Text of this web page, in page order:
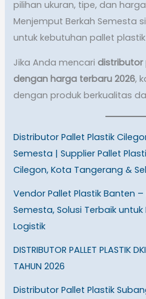
pilihan ukuran, tipe, dan
Menjemput Berkah Semesta
untuk kebutuhan pallet
Jika Anda mencaridistributor
dengan harga terbaru 2026,
dengan produk berkualitas
Distributor Pallet Plastik
Semesta | Supplier Pallet
Cilegon, Kota Tangerang &
Vendor Pallet Plastik Banten
Semesta, Solusi Terbaik
Logistik
DISTRIBUTOR PALLET PLASTIK
TAHUN 2026
Distributor Pallet Plastik